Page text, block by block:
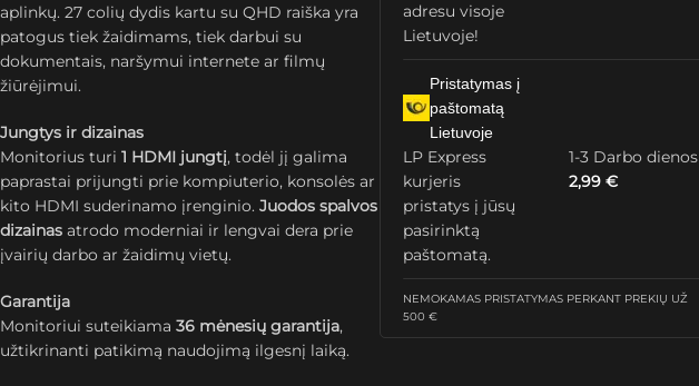
aplinkų. 27 colių dydis kartu su QHD raiška yra
patogus tiek žaidimams, tiek darbui su
dokumentais, naršymui internete ar filmų
žiūrėjimui.
Jungtys ir dizainas
Monitorius turi 1 HDMI jungtį, todėl jį galima
paprastai prijungti prie kompiuterio, konsolės ar
kito HDMI suderinamo įrenginio. Juodos spalvos
dizainas atrodo moderniai ir lengvai dera prie
įvairių darbo ar žaidimų vietų.
Garantija
Monitoriui suteikiama 36 mėnesių garantija,
užtikrinanti patikimą naudojimą ilgesnį laiką.
adresu visoje
Lietuvoje!
Pristatymas į
paštomatą
Lietuvoje
LP Express
kurjeris
pristatys į jūsų
pasirinktą
paštomatą.
1-3 Darbo dienos
2,99€
NEMOKAMAS PRISTATYMAS PERKANT PREKIŲ UŽ
500 €